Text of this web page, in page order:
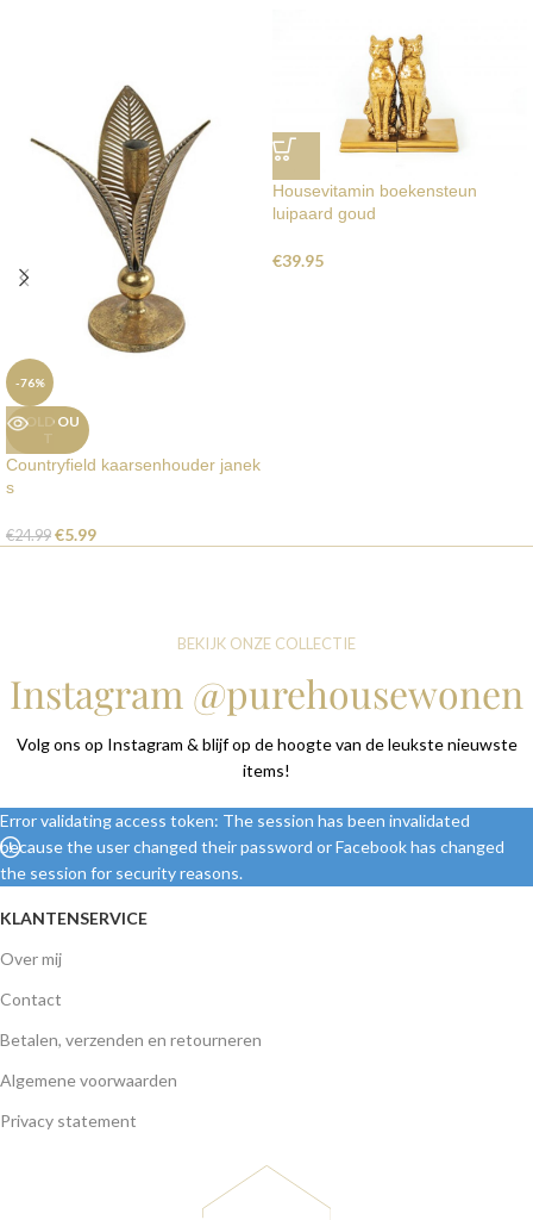
-76%
SOLD OU
T
Countryfield kaarsenhouder janek
s
€24.99 €5.99
Housevitamin boekensteun
luipaard goud
€39.95
BEKIJK ONZE COLLECTIE
Instagram @purehousewonen
Volg ons op Instagram & blijf op de hoogte van de leukste nieuwste
items!
Error validating access token: The session has been invalidated
because the user changed their password or Facebook has changed
the session for security reasons.
KLANTENSERVICE
Over mij
Contact
Betalen, verzenden en retourneren
Algemene voorwaarden
Privacy statement